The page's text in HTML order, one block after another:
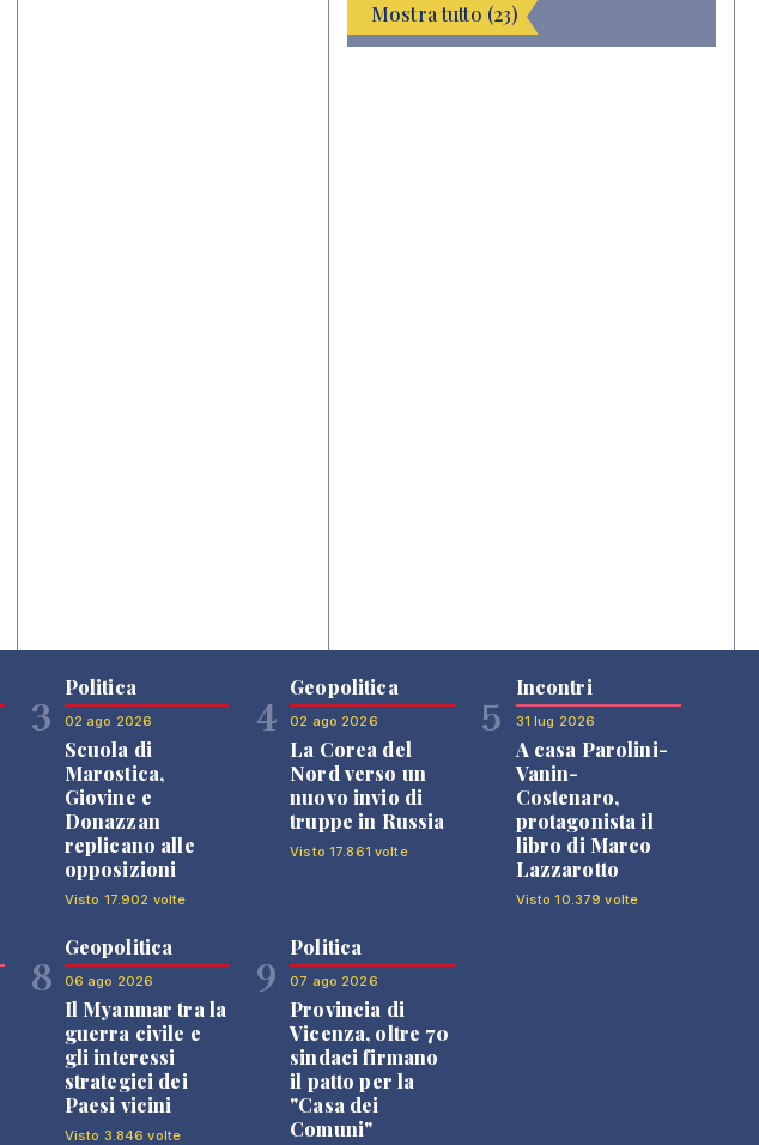
Mostra tutto (23)
3
Politica
02 ago 2026
Scuola di
Marostica,
Giovine e
Donazzan
replicano alle
opposizioni
Visto 17.902 volte
4
Geopolitica
02 ago 2026
La Corea del
Nord verso un
nuovo invio di
truppe in Russia
Visto 17.861 volte
5
Incontri
31 lug 2026
A casa Parolini-
Vanin-
Costenaro,
protagonista il
libro di Marco
Lazzarotto
Visto 10.379 volte
8
Geopolitica
06 ago 2026
Il Myanmar tra la
guerra civile e
gli interessi
strategici dei
Paesi vicini
Visto 3.846 volte
9
Politica
07 ago 2026
Provincia di
Vicenza, oltre 70
sindaci firmano
il patto per la
"Casa dei
Comuni"